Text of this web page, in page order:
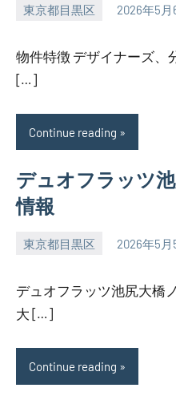
東京都目黒区 2026年5月
SEZIMO
物件特徴 デザイナーズ、
[…]
Continue reading
デュオフラッツ
情報
東京都目黒区 2026年5月
SEZIMO
デュオフラッツ池尻大橋
大 […]
Continue reading